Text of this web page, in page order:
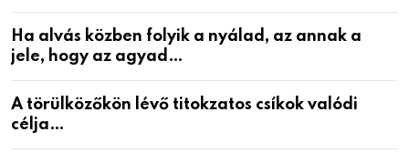
Ha alvás közben folyik a nyálad, az annak a
jele, hogy az agyad…
A törülközőkön lévő titokzatos csíkok valódi
célja…